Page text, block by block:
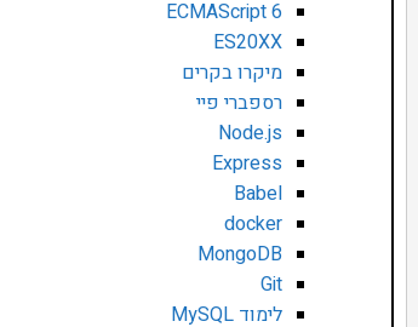
ECMAScript 6
ES20XX
מיקרו בקרים
רספברי פיי
Node.js
Express
Babel
docker
MongoDB
Git
לימוד MySQL